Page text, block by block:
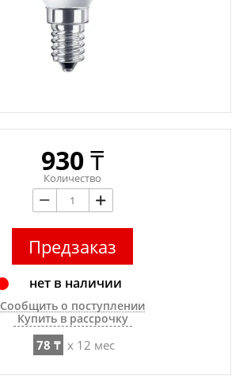
930₸
Количество
Предзаказ
нет в наличии
Сообщить о поступлении
Купить в рассрочку
78 ₸ x 12 мес